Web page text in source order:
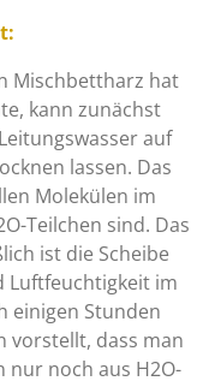
Mischbettharz hat
kann zunächst
auf
lassen. Das
Molekülen im
Teilchen sind. Das
ist die Scheibe
Luftfeuchtigkeit im
einigen Stunden
vorstellt, dass man
nur noch aus H2O-